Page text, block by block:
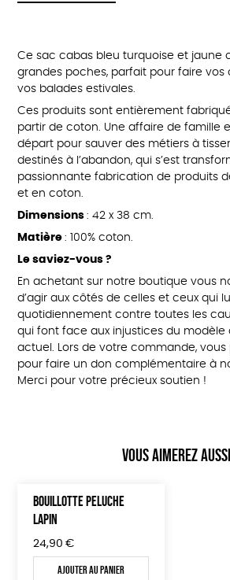
Ce sac cabas bleu turquoise et jaune
grandes poches, parfait pour faire vos
vos balades estivales.
Ces produits sont entièrement
partir de coton. Une affaire de famille
départ pour sauver des métiers à
destinés à l’abandon, qui s’est
passionnante fabrication de produits
et en coton.
Dimensions : 42 x 38 cm.
Matière : 100% coton.
Le saviez-vous ?
En achetant sur notre boutique vous
d’agir aux côtés de celles et ceux qui
quotidiennement contre toutes les
qui font face aux injustices du
actuel. Lors de votre commande,
pour faire un don complémentaire à
Merci pour votre précieux soutien !
Vous aimerez aussi
BOUILLOTTE PELUCHE
LAPIN
24,90 €
Ajouter au panier